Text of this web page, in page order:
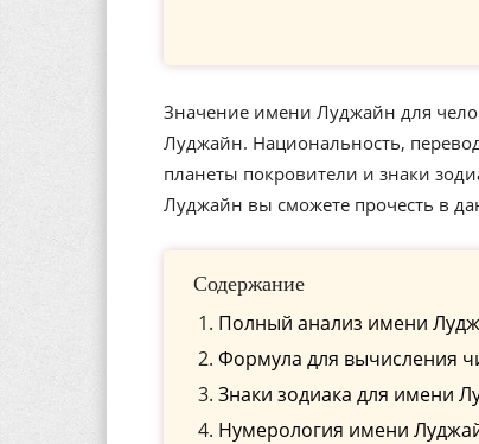
Значение имени Луджайн для
Луджайн. Национальность,
планеты покровители и знаки
Луджайн вы сможете прочесть в
Содержание
Полный анализ имени
Формула для вычисления
Знаки зодиака для имени
Нумерология имени